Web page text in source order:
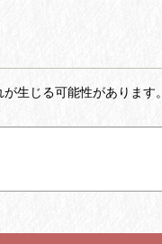
生じる可能性があります。